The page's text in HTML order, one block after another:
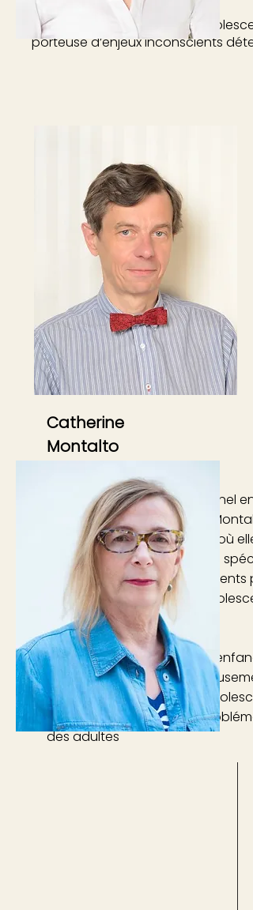
Elle voit notamment dans
porteuse d’enjeux inconscients
Catherine
Montalto
Après un chemin professionnel
et économique, Catherine
l’enseignement secondaire où
pédagogie. Elle s’est ensuite
psychologique des
le diplôme universitaire «
médecine.
Période de passage entre
aujourd’hui vécue
parents. Pour Catherine,
qui renvoie en miroir une
des adultes